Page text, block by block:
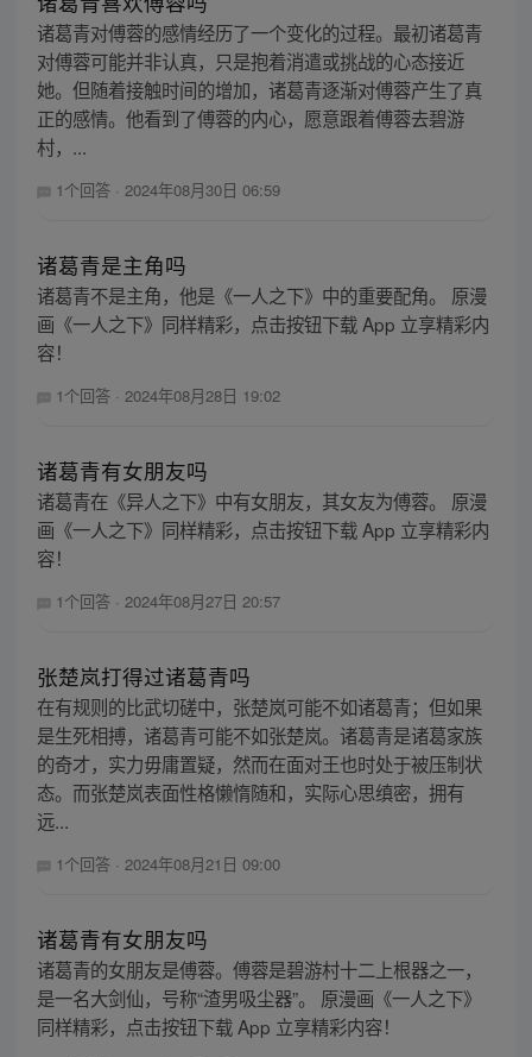
诸葛青对傅蓉的感情经历了一个变化的过程。最初诸葛青
对傅蓉可能并非认真，只是抱着消遣或挑战的心态接近
她。但随着接触时间的增加，诸葛青逐渐对傅蓉产生了真
正的感情。他看到了傅蓉的内心，愿意跟着傅蓉去碧游
村，...
1个回答 · 2024年08月30日 06:59
诸葛青是主角吗
诸葛青不是主角，他是《一人之下》中的重要配角。 原漫
画《一人之下》同样精彩，点击按钮下载 App 立享精彩内
容！
1个回答 · 2024年08月28日 19:02
诸葛青有女朋友吗
诸葛青在《异人之下》中有女朋友，其女友为傅蓉。 原漫
画《一人之下》同样精彩，点击按钮下载 App 立享精彩内
容！
1个回答 · 2024年08月27日 20:57
张楚岚打得过诸葛青吗
在有规则的比武切磋中，张楚岚可能不如诸葛青；但如果
是生死相搏，诸葛青可能不如张楚岚。诸葛青是诸葛家族
的奇才，实力毋庸置疑，然而在面对王也时处于被压制状
态。而张楚岚表面性格懒惰随和，实际心思缜密，拥有
远...
1个回答 · 2024年08月21日 09:00
诸葛青有女朋友吗
诸葛青的女朋友是傅蓉。傅蓉是碧游村十二上根器之一，
是一名大剑仙，号称“渣男吸尘器”。 原漫画《一人之下》
同样精彩，点击按钮下载 App 立享精彩内容！